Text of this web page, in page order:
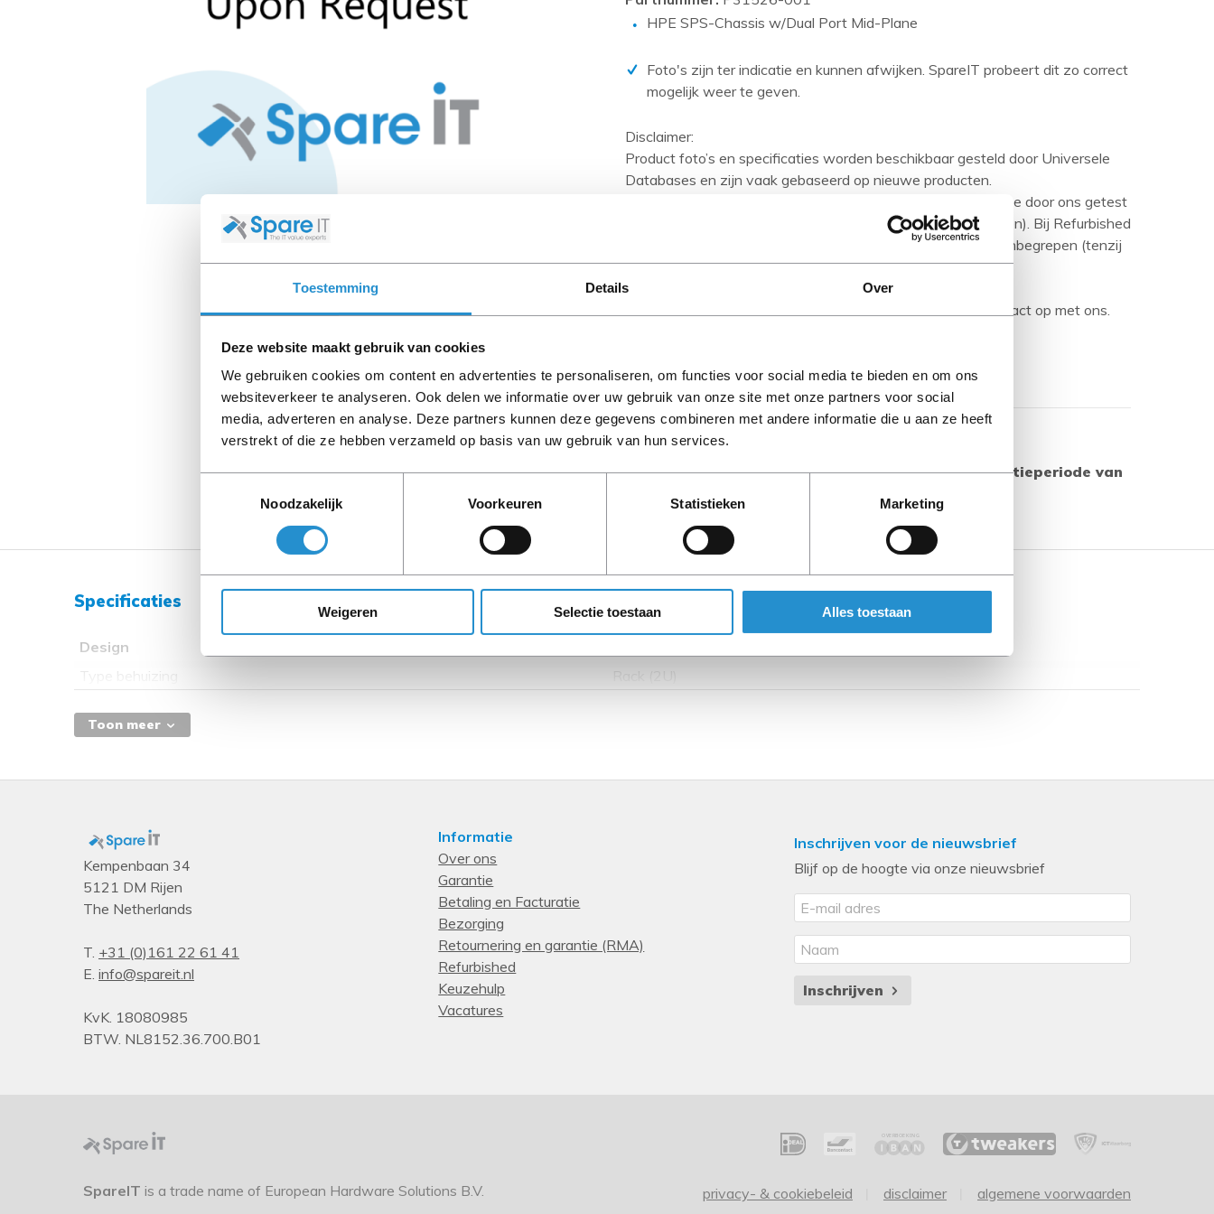
Toestemming Details Over
Deze website maakt gebruik van cookies
We gebruiken cookies om content en advertenties te personaliseren, om functies voor social media te bieden en om ons
websiteverkeer te analyseren. Ook delen we informatie over uw gebruik van onze site met onze partners voor social
media, adverteren en analyse. Deze partners kunnen deze gegevens combineren met andere informatie die u aan ze heeft
verstrekt of die ze hebben verzameld op basis van uw gebruik van hun services.
Noodzakelijk
Voorkeuren Statistieken Marketing
Weigeren Selectie toestaan Alles toestaan
PCIe kaarten
Rack accessoires
HPE SPS-Chassis w/Dual Port Mid-Plane
Foto's zijn ter indicatie en kunnen afwijken. SpareIT probeert dit zo correct
mogelijk weer te geven.
Disclaimer:
Product foto’s en specificaties worden beschikbaar gesteld door Universele
Databases en zijn vaak gebaseerd op nieuwe producten.
Wanneer het artikel een 'Refurbished product' betreft is deze door ons getest
en heeft het een A-grade conditie (tenzij anders aangegeven). Bij Refurbished
artikelen zijn kabels, software media en handleidingen niet inbegrepen (tenzij
anders aangegeven).
Let goed op de productbeschrijving en neem bij vragen contact op met ons.
Omschrijving
LET OP: Op refurbished producten geldt een garantieperiode van
Specificaties
Design
Rack (2U)
Toon meer
Kempenbaan 34
5121 DM Rijen
The Netherlands
T. +31 (0)161 22 61 41
E. info@spareit.nl
KvK. 18080985
BTW. NL8152.36.700.B01
Informatie
Over ons
Garantie
Betaling en Facturatie
Bezorging
Retournering en garantie (RMA)
Refurbished
Keuzehulp
Vacatures
Inschrijven voor de nieuwsbrief
Blijf op de hoogte via onze nieuwsbrief
Inschrijven
privacy- & cookiebeleid disclaimer algemene voorwaarden
SpareIT is a trade name of European Hardware Solutions B.V.